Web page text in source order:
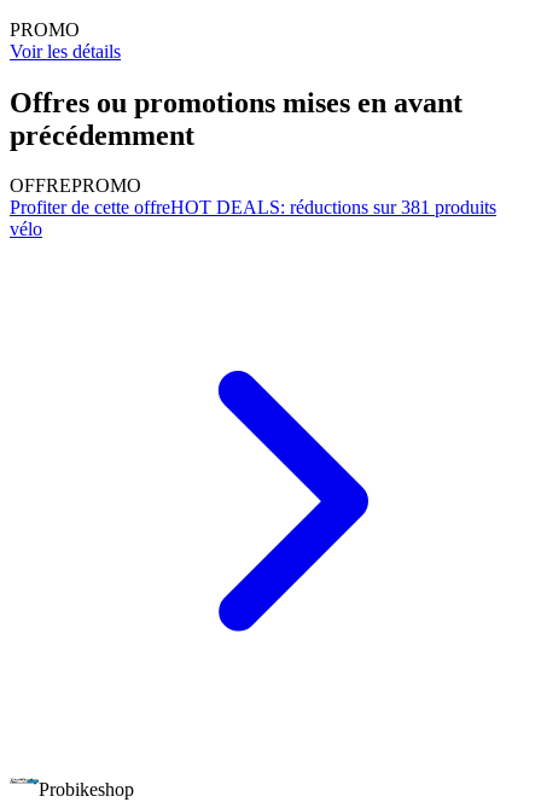
PROMO
Voir les détails
Offres ou promotions mises en avant
précédemment
OFFREPROMO
Profiter de cette offreHOT DEALS: réductions sur 381 produits
vélo
Probikeshop